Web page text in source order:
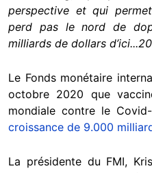
perspective et qui
perd pas le nord de
milliards de dollars
Le Fonds monétaire
octobre 2020 que
mondiale contre le
croissance de 9.000
La présidente du FMI,